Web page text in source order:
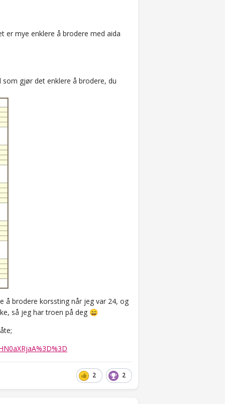
er mye enklere å brodere med aida
gjør det enklere å brodere, du
å brodere korssting når jeg var 24, og
så jeg har troen på deg 😄
2 2